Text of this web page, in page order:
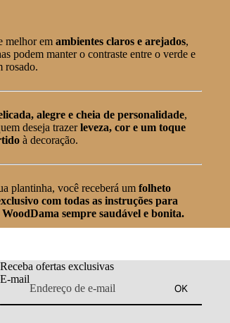
melhor em ambientes claros e arejados,
podem manter o contraste entre o verde e
rosado.
alegre e cheia de personalidade,
deseja trazerleveza, cor e um toque
à decoração.
plantinha, você receberá um folheto
com todas as instruções para
sempre saudável e bonita.
Receba ofertas exclusivas
E-mail
OK